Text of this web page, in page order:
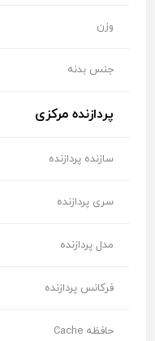
وزن
جنس بدنه
پردازنده مرکزی
سازنده پردازنده
سری پردازنده
مدل پردازنده
فرکانس پردازنده
حافظه Cache